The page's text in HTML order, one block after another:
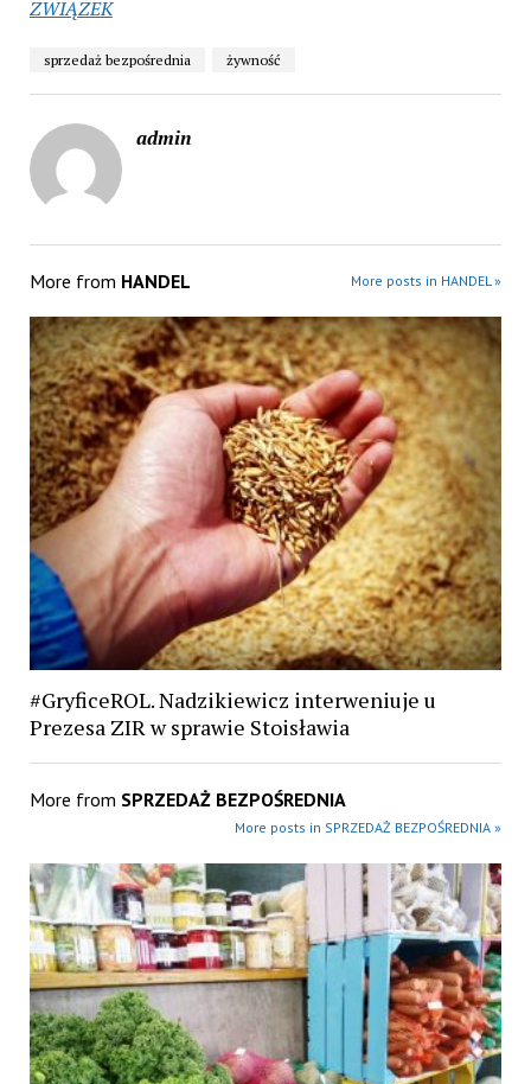
ZWIĄZEK
sprzedaż bezpośrednia żywność
admin
More from HANDEL More posts in HANDEL »
#GryficeROL. Nadzikiewicz interweniuje u
Prezesa ZIR w sprawie Stoisławia
More from SPRZEDAŻ BEZPOŚREDNIA
More posts in SPRZEDAŻ BEZPOŚREDNIA »